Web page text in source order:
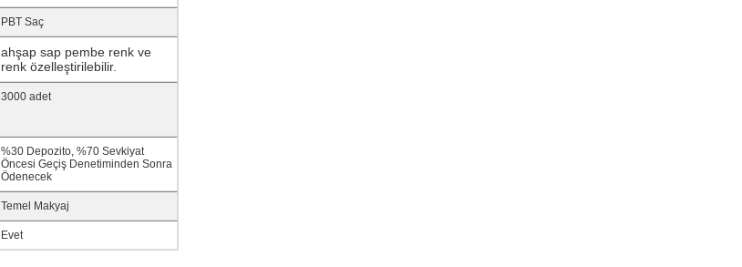
PBT Saç
ahşap sap pembe renk ve
renk özelleştirilebilir.
3000 adet
%30 Depozito, %70 Sevkiyat
Öncesi Geçiş Denetiminden Sonra
Ödenecek
Temel Makyaj
Evet